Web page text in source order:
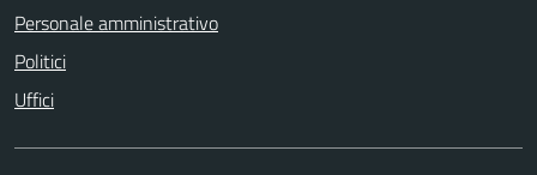
Personale amministrativo
Politici
Uffici